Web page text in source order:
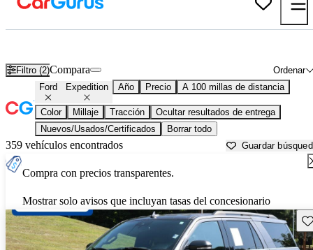
Filtro (2) Ordenar
Compara
Ford Expedition Año Precio A 100 millas de distancia
Color Millaje Tracción
Ocultar resultados de entrega
Nuevos/Usados/Certificados
Borrar todo
359 vehículos encontrados Guardar
Compra con precios transparentes.
Mostrar solo avisos que incluyan tasas del concesionario